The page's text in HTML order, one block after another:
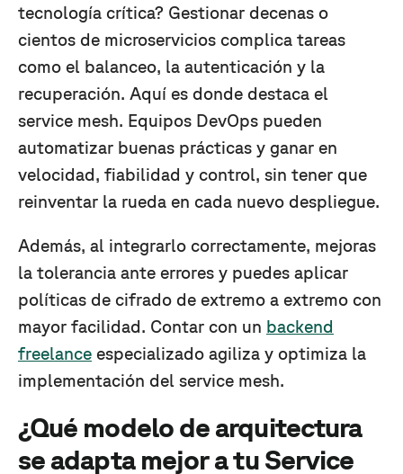
tecnología crítica? Gestionar decenas o
cientos de microservicios complica tareas
como el balanceo, la autenticación y la
recuperación. Aquí es donde destaca el
service mesh. Equipos DevOps pueden
automatizar buenas prácticas y ganar en
velocidad, fiabilidad y control, sin tener que
reinventar la rueda en cada nuevo despliegue.
Además, al integrarlo correctamente, mejoras
la tolerancia ante errores y puedes aplicar
políticas de cifrado de extremo a extremo con
mayor facilidad. Contar con un backend
freelance especializado agiliza y optimiza la
implementación del service mesh.
¿Qué modelo de arquitectura
se adapta mejor a tu Service